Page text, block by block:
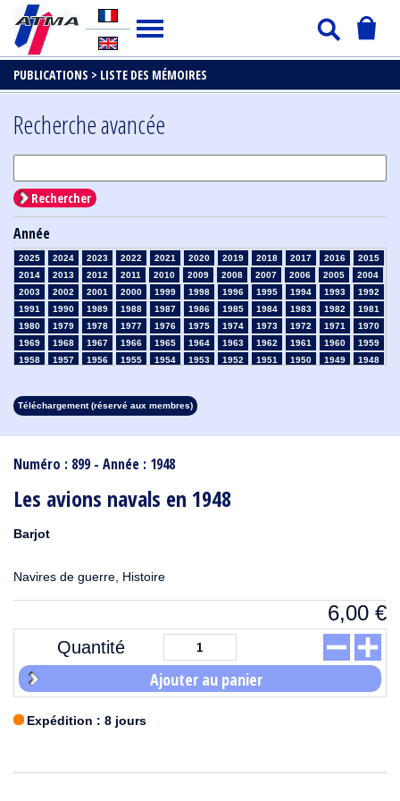
PUBLICATIONS > LISTE DES MÉMOIRES
Numéro : 899 - Année : 1948
Les avions navals en 1948
Barjot
Navires de guerre, Histoire
6,00 €
Quantité
Ajouter au panier
Expédition : 8 jours
Recherche avancée
Rechercher
Année
2025 2024 2023 2022 2021 2020 2019 2018 2017 2016
2015
2014
2013 2012 2011 2010 2009 2008 2007 2006 2005
2004
2003
2002 2001 2000 1999 1998 1996 1995 1994 1993
1992
1991
1990 1989 1988 1987 1986 1985 1984 1983 1982
1981
1980
1979 1978 1977 1976 1975 1974 1973 1972 1971
1970
1969
1968 1967 1966 1965 1964 1963 1962 1961 1960
1959
1958
1957 1956 1955 1954 1953 1952 1951 1950 1949
1948
1913
1912 1911 1910 1909 1908
Téléchargement (réservé aux membres)